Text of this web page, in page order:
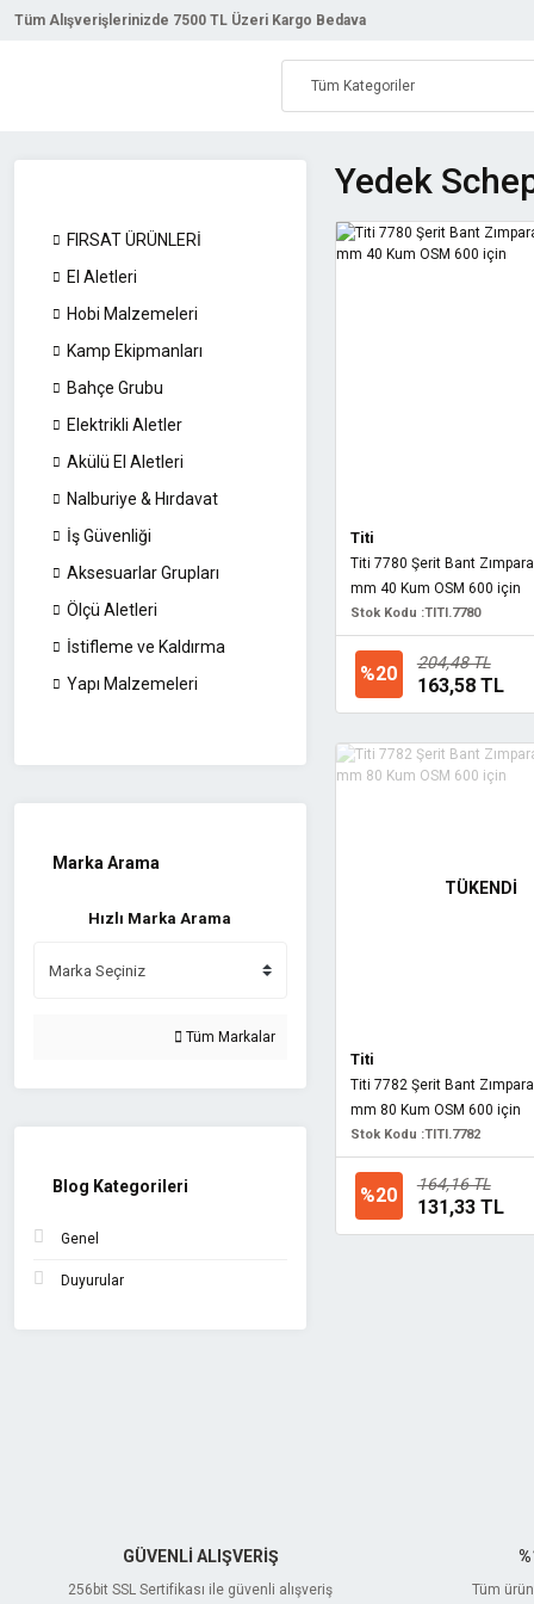
Tüm Alışverişlerinizde 7500 TL Üzeri Kargo Bedava
FIRSAT ÜRÜNLERİ
El Aletleri
Hobi Malzemeleri
Kamp Ekipmanları
Bahçe Grubu
Elektrikli Aletler
Akülü El Aletleri
Nalburiye & Hırdavat
İş Güvenliği
Aksesuarlar Grupları
Ölçü Aletleri
İstifleme ve Kaldırma
Yapı Malzemeleri
Marka Arama
Hızlı Marka Arama
Tüm Markalar
Blog Kategorileri
Genel
Duyurular
Yedek
Titi
Titi 7780 Şerit Bant
mm 40 Kum OSM 600 için
Stok Kodu :TITI.7780
%20 204,48 TL
163,58 TL
TÜKENDİ
Titi
Titi 7782 Şerit Bant
mm 80 Kum OSM 600 için
Stok Kodu :TITI.7782
%20 164,16 TL
131,33 TL
GÜVENLİ ALIŞVERİŞ
256bit SSL Sertifikası ile güvenli alışveriş Tüm